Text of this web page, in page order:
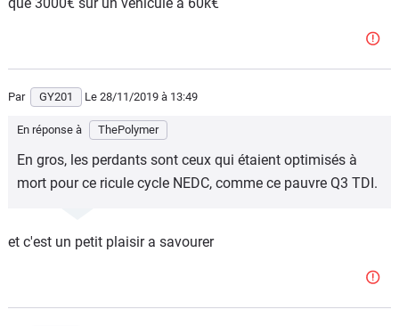
sera que mieux finalement.
Par GY201 Le 28/11/2019 à 13:49
En réponse à ThePolymer
En gros, les perdants sont ceux qui étaient optimisés à
mort pour ce ricule cycle NEDC, comme ce pauvre Q3 TDI.
et c'est un petit plaisir a savourer